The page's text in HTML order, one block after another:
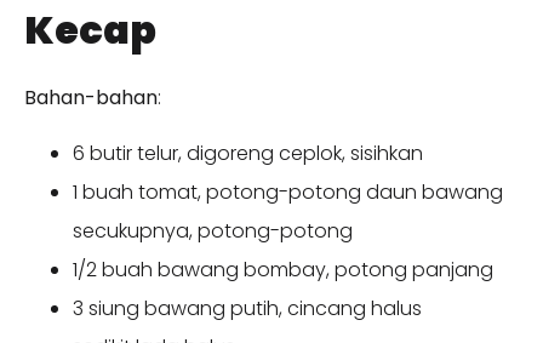
Kecap
Bahan-bahan:
6 butir telur, digoreng ceplok, sisihkan
1 buah tomat, potong-potong daun bawang
secukupnya, potong-potong
1/2 buah bawang bombay, potong panjang
3 siung bawang putih, cincang halus